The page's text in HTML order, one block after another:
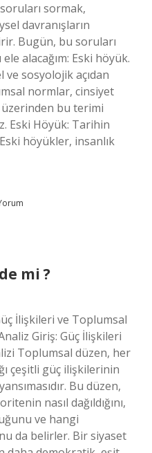
sormak,
davranışların
Bugün, bu soruları
alacağım: Eski höyük.
sosyolojik açıdan
normlar, cinsiyet
bu terimi
Eski Höyük: Tarihin
höyükler, insanlık
mi ?
İlişkileri ve Toplumsal
Giriş: Güç İlişkileri
Toplumsal düzen, her
çeşitli güç ilişkilerinin
Bu düzen,
nasıl dağıldığını,
ve hangi
da belirler. Bir siyaset